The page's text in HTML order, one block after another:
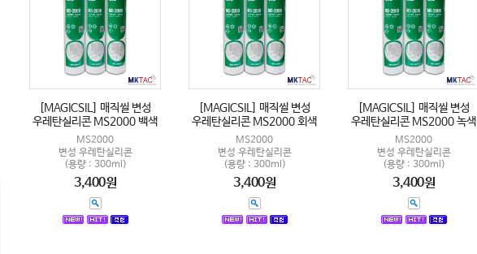
[MAGICSIL] 매직씰 변성
우레탄실리콘 MS2000 백색
MS2000
변성 우레탄실리콘
(용량 : 300ml)
3,400원
[MAGICSIL] 매직씰 변성
우레탄실리콘 MS2000 회색
MS2000
변성 우레탄실리콘
(용량 : 300ml)
3,400원
[MAGICSIL] 매직씰 변성
우레탄실리콘 MS2000 녹색
MS2000
변성 우레탄실리콘
(용량 : 300ml)
3,400원